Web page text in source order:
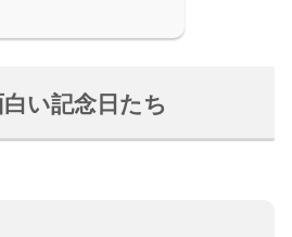
い記念日たち